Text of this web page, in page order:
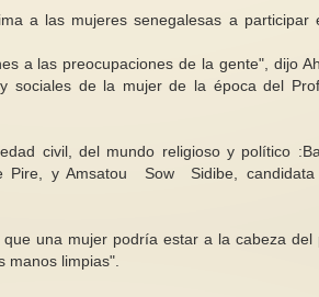
a las mujeres senegalesas a participar
a las preocupaciones de la gente", dijo
sociales de la mujer de la época del
civil, del mundo religioso y político
Pire, y Amsatou Sow Sidibe,
que una mujer podría estar a la cabeza del
manos limpias".
feminicidios en Francia,
asesinadas por
Entre el 1 de enero
octubre de 2025, 85
fueron víctimas de